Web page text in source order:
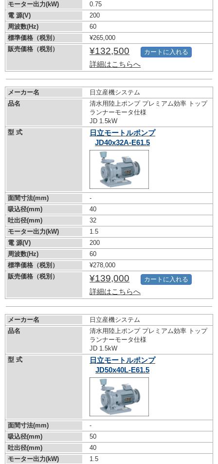
モーター出力(kW)
0.75
電 源(V)
200
周波数(Hz)
60
標準価格（税別）
¥265,000
販売価格（税別）
¥132,500
詳細はこちらへ
カートに入れる
メーカー名
日立産機システム
品名
清水用陸上ポンプ プレミアム効率 トップ
ランナーモータ仕様
JD 1.5kW
型 式
日立モートルポンプ
JD40x32A-E61.5
面間寸法(mm)
-
吸込径(mm)
40
吐出径(mm)
32
モーター出力(kW)
1.5
電 源(V)
200
周波数(Hz)
60
標準価格（税別）
¥278,000
販売価格（税別）
¥139,000
詳細はこちらへ
カートに入れる
メーカー名
日立産機システム
品名
清水用陸上ポンプ プレミアム効率 トップ
ランナーモータ仕様
JD 1.5kW
型 式
日立モートルポンプ
JD50x40L-E61.5
面間寸法(mm)
-
吸込径(mm)
50
吐出径(mm)
40
モーター出力(kW)
1.5